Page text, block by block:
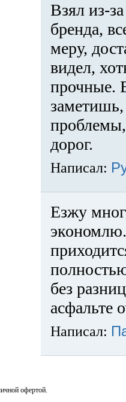
Взял из-
бренда,
меру,
видел,
прочные.
проблемы,
дорог.
Написал:
Езжу
без
асфальте
Написал:
офертой.